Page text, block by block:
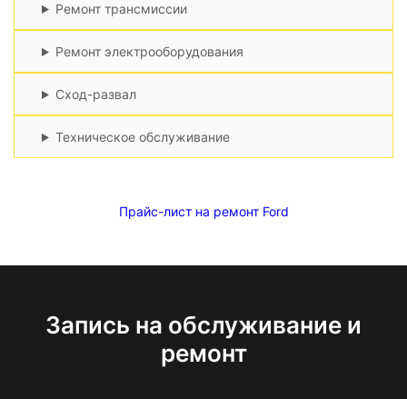
Ремонт трансмиссии
Ремонт электрооборудования
Сход-развал
Техническое обслуживание
Прайс-лист на ремонт Ford
Запись на обслуживание и
ремонт